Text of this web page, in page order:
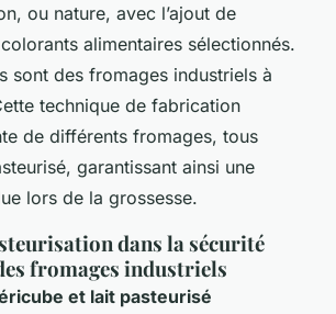
ou nature, avec l’ajout de
alimentaires sélectionnés.
sont des fromages industriels à
technique de fabrication
de différents fromages, tous
garantissant ainsi une
lors de la grossesse.
dans la sécurité
fromages industriels
et lait pasteurisé